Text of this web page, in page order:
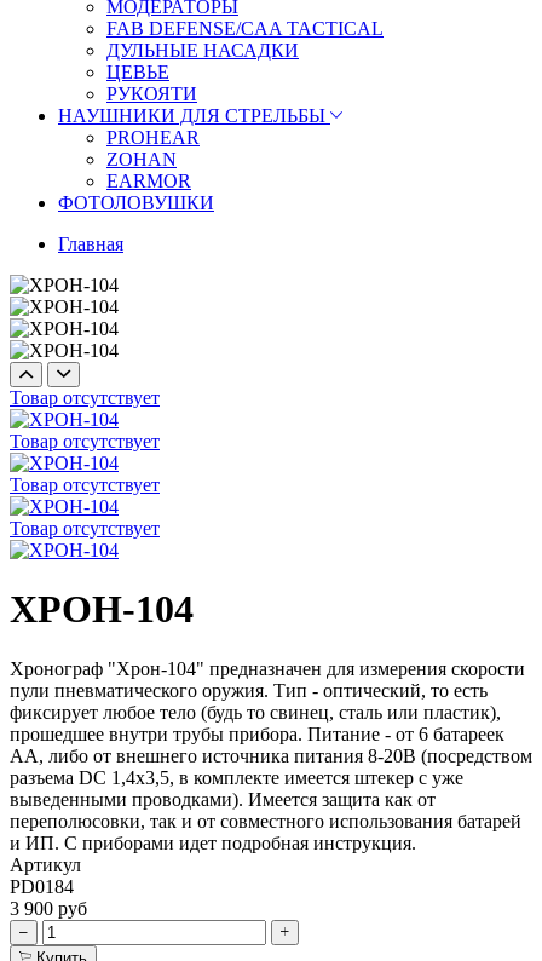
МОДЕРАТОРЫ
FAB DEFENSE/CAA TACTICAL
ДУЛЬНЫЕ НАСАДКИ
ЦЕВЬЕ
РУКОЯТИ
НАУШНИКИ ДЛЯ СТРЕЛЬБЫ
PROHEAR
ZOHAN
EARMOR
ФОТОЛОВУШКИ
Главная
Товар отсутствует
Товар отсутствует
Товар отсутствует
Товар отсутствует
ХРОН-104
Хронограф "Хрон-104" предназначен для измерения скорости
пули пневматического оружия. Тип - оптический, то есть
фиксирует любое тело (будь то свинец, сталь или пластик),
прошедшее внутри трубы прибора. Питание - от 6 батареек
АА, либо от внешнего источника питания 8-20В (посредством
разъема DC 1,4х3,5, в комплекте имеется штекер с уже
выведенными проводками). Имеется защита как от
переполюсовки, так и от совместного использования батарей
и ИП. С приборами идет подробная инструкция.
Артикул
PD0184
3 900 руб